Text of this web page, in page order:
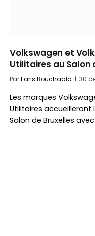
Volkswagen et
Utilitaires au Salon
ParFaris Bouchaala 30
Les marques
Utilitaires accueilleront
Salon de Bruxelles